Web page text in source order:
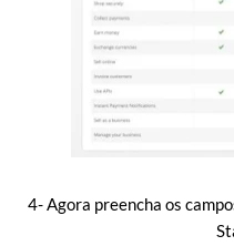
4- Agora preencha os